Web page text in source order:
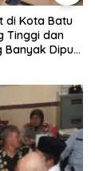
di Kota Batu
Tinggi dan
Banyak Dipuji